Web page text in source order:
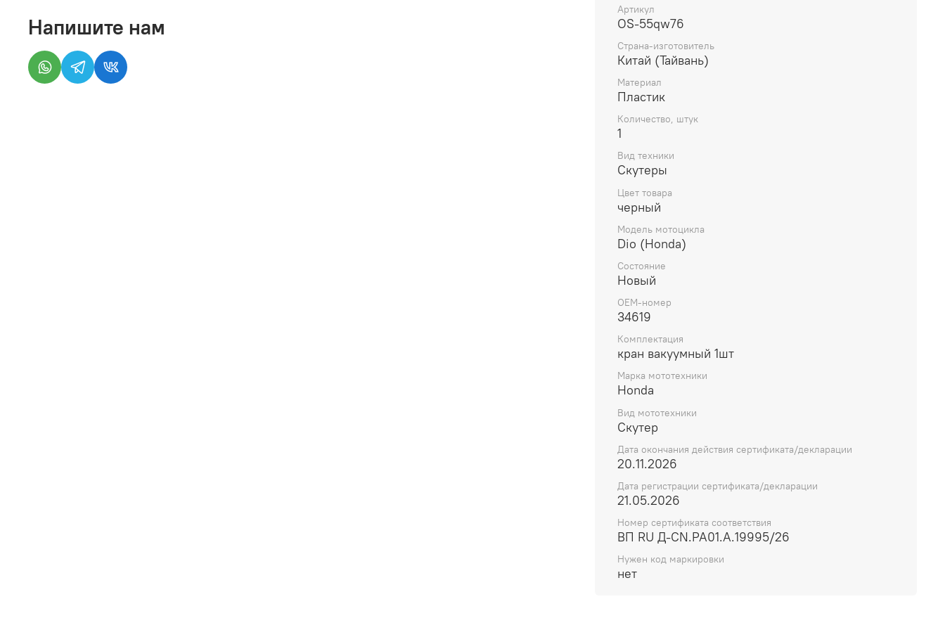
Артикул
OS-55qw76
Страна-изготовитель
Китай (Тайвань)
Материал
Пластик
Количество, штук
1
Вид техники
Скутеры
Цвет товара
черный
Модель мотоцикла
Dio (Honda)
Состояние
Новый
OEM-номер
34619
Комплектация
кран вакуумный 1шт
Марка мототехники
Honda
Вид мототехники
Скутер
Дата окончания действия сертификата/декларации
20.11.2026
Дата регистрации сертификата/декларации
21.05.2026
Номер сертификата соответствия
ВП RU Д-CN.РА01.А.19995/26
Нужен код маркировки
нет
Напишите нам